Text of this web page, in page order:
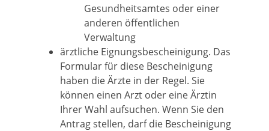
Gesundheitsamtes oder einer
anderen öffentlichen
Verwaltung
ärztliche Eignungsbescheinigung. Das
Formular für diese Bescheinigung
haben die Ärzte in der Regel. Sie
können einen Arzt oder eine Ärztin
Ihrer Wahl aufsuchen. Wenn Sie den
Antrag stellen, darf die Bescheinigung